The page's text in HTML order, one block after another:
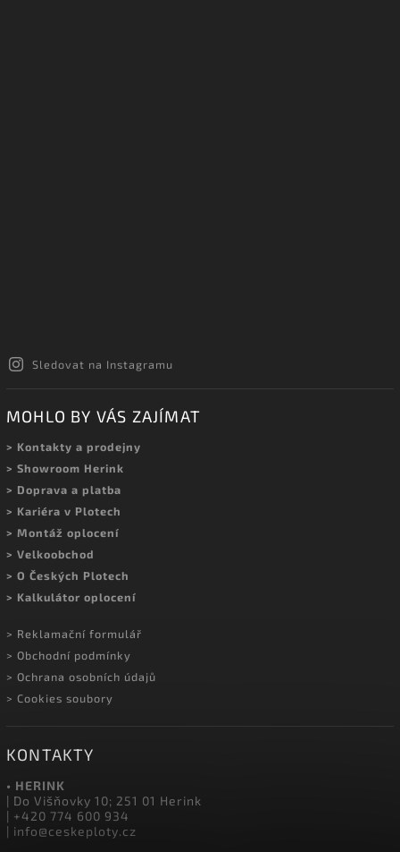
MOHLO BY VÁS ZAJÍMAT
> Showroom Herink
> Kariéra v Plotech
> Montáž oplocení
> Velkoobchod
> O Českých Plotech
> Kalkulátor oplocení
> Reklamační formulář
> Ochrana osobních údajů
KONTAKTY